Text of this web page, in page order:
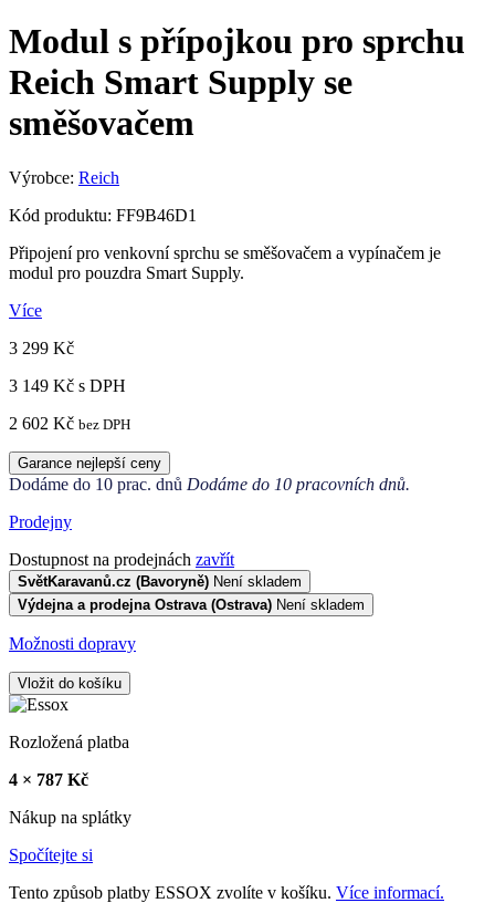
Modul s přípojkou pro sprchu
Reich Smart Supply se
směšovačem
Výrobce: Reich
Kód produktu: FF9B46D1
Připojení pro venkovní sprchu se směšovačem a vypínačem je
modul pro pouzdra Smart Supply.
Více
3 299 Kč
3 149 Kč s DPH
2 602 Kč bez DPH
Garance nejlepší ceny
Dodáme do 10 prac. dnů Dodáme do 10 pracovních dnů.
Prodejny
Dostupnost na prodejnách zavřít
SvětKaravanů.cz (Bavoryně) Není skladem
Výdejna a prodejna Ostrava (Ostrava) Není skladem
Možnosti dopravy
Vložit do košíku
Rozložená platba
4 × 787 Kč
Nákup na splátky
Spočítejte si
Tento způsob platby ESSOX zvolíte v košíku. Více informací.